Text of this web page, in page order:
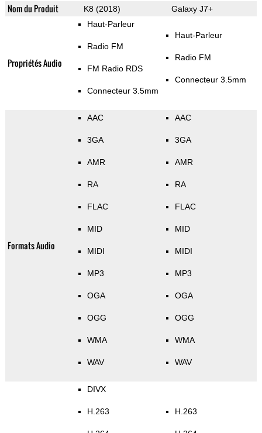
Nom du Produit K8 (2018) Galaxy J7+
Propriétés Audio
Haut-Parleur
Radio FM
FM Radio RDS
Connecteur 3.5mm
Haut-Parleur
Radio FM
Connecteur 3.5mm
Formats Audio
AAC
3GA
AMR
RA
FLAC
MID
MIDI
MP3
OGA
OGG
WMA
WAV
AAC
3GA
AMR
RA
FLAC
MID
MIDI
MP3
OGA
OGG
WMA
WAV
DIVX
H.263 H.263